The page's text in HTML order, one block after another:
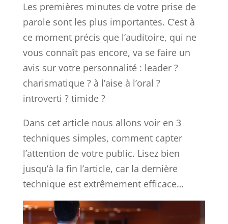
Les premières minutes de votre prise de
parole sont les plus importantes. C’est à
ce moment précis que l’auditoire, qui ne
vous connaît pas encore, va se faire un
avis sur votre personnalité : leader ?
charismatique ? à l’aise à l’oral ?
introverti ? timide ?
Dans cet article nous allons voir en 3
techniques simples, comment capter
l’attention de votre public. Lisez bien
jusqu’à la fin l’article, car la dernière
technique est extrêmement efficace…